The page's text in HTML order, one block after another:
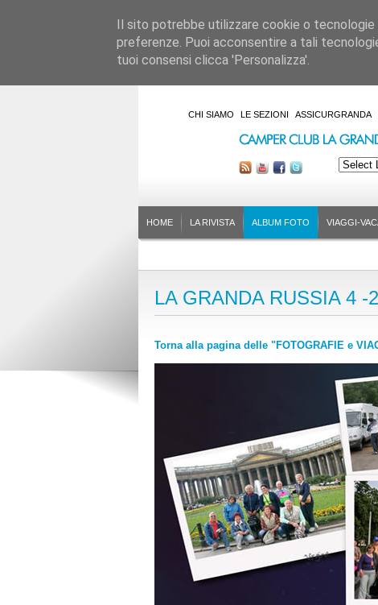
CHI SIAMO LE SEZIONI ASSICURGRANDA
HOME LA RIVISTA ALBUM FOTO VIAGGI-
LA GRANDA RUSSIA 4 -
Torna alla pagina delle "FOTOGRAFIE e
Il sito potrebbe utilizzare cookie o tecnologie
preferenze. Puoi acconsentire a tali
tuoi consensi clicca 'Personalizza'.